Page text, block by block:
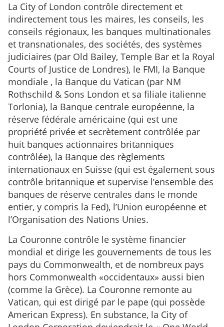
La City of London contrôle directement et
indirectement tous les maires, les conseils, les
conseils régionaux, les banques multinationales
et transnationales, des sociétés, des systèmes
judiciaires (par Old Bailey, Temple Bar et la Royal
Courts of Justice de Londres), le FMI, la Banque
mondiale , la Banque du Vatican (par NM
Rothschild & Sons London et sa filiale italienne
Torlonia), la Banque centrale européenne, la
réserve fédérale américaine (qui est une
propriété privée et secrètement contrôlée par
huit banques actionnaires britanniques
contrôlée), la Banque des règlements
internationaux en Suisse (qui est également sous
contrôle britannique et supervise l’ensemble des
banques de réserve centrales dans le monde
entier, y compris la Fed), l’Union européenne et
l’Organisation des Nations Unies.
La Couronne contrôle le système financier
mondial et dirige les gouvernements de tous les
pays du Commonwealth, et de nombreux pays
hors Commonwealth «occidentaux» aussi bien
(comme la Grèce). La Couronne remonte au
Vatican, qui est dirigé par le pape (qui possède
American Express). En substance, la City of